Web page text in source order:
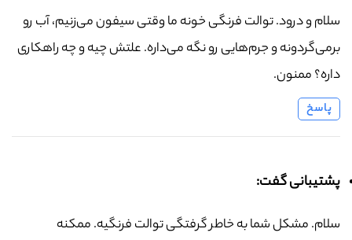
سلام و درود. توالت فرنگی خونه ما وقتی سیفون می‌زنیم، آب رو
برمی‌گردونه و جرم‌هایی رو نگه می‌داره. علتش چیه و چه راهکاری
داره؟ ممنون.
پاسخ
پشتیبانی گفت:
سلام. مشکل شما به خاطر گرفتگی توالت فرنگیه. ممکنه